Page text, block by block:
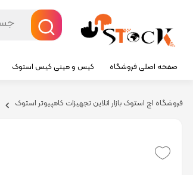
صفحه اصلی فروشگاه کیس و مینی کیس استوک
فروشگاه اچ استوک بازار انلاین تجهیزات کامپیوتر استوک